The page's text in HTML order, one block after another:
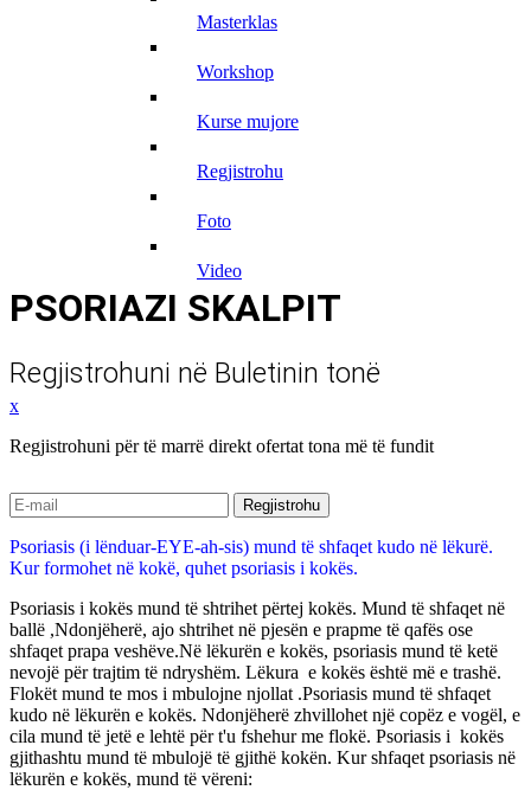
masterklas
workshop
kurse mujore
regjistrohu
foto
video
PSORIAZI SKALPIT
Regjistrohuni në Buletinin tonë
x
Regjistrohuni për të marrë direkt ofertat tona më të fundit
Psoriasis (i lënduar-EYE-ah-sis) mund të shfaqet kudo në lëkurë.
Kur formohet në kokë, quhet psoriasis i kokës.
Psoriasis i kokës mund të shtrihet përtej kokës. Mund të shfaqet në
ballë ,Ndonjëherë, ajo shtrihet në pjesën e prapme të qafës ose
shfaqet prapa veshëve.Në lëkurën e kokës, psoriasis mund të ketë
nevojë për trajtim të ndryshëm. Lëkura e kokës është më e trashë.
Flokët mund te mos i mbulojne njollat .Psoriasis mund të shfaqet
kudo në lëkurën e kokës. Ndonjëherë zhvillohet një copëz e vogël, e
cila mund të jetë e lehtë për t'u fshehur me flokë. Psoriasis i kokës
gjithashtu mund të mbulojë të gjithë kokën. Kur shfaqet psoriasis në
lëkurën e kokës, mund të vëreni: